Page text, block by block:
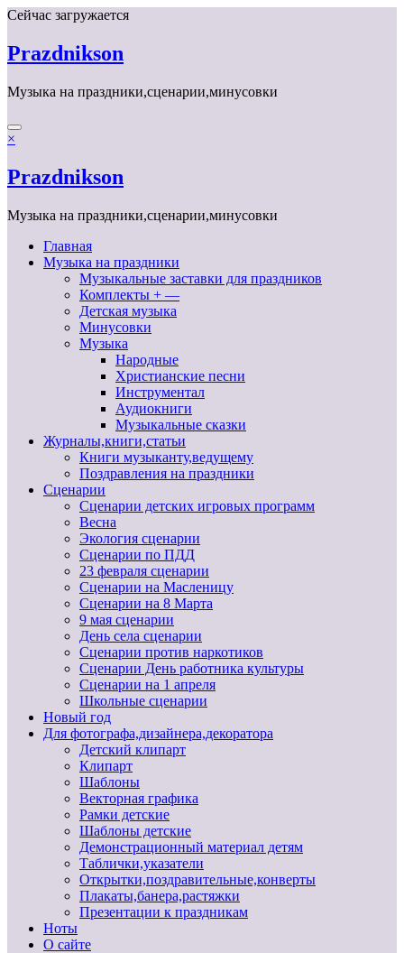
Перейти
содержимому
Сейчас загружается
Prazdnikson
Музыка на праздники,сценарии,минусовки
×
Prazdnikson
Музыка на праздники,сценарии,минусовки
Главная
Музыка на праздники
Музыкальные заставки для праздников
Комплекты + —
Детская музыка
Минусовки
Музыка
Народные
Христианские песни
Инструментал
Аудиокниги
Музыкальные сказки
Журналы,книги,статьи
Книги музыканту,ведущему
Поздравления на праздники
Сценарии
Сценарии детских игровых программ
Весна
Экология сценарии
Сценарии по ПДД
23 февраля сценарии
Сценарии на Масленицу
Сценарии на 8 Марта
9 мая сценарии
День села сценарии
Сценарии против наркотиков
Сценарии День работника культуры
Сценарии на 1 апреля
Школьные сценарии
Новый год
Для фотографа,дизайнера,декоратора
Детский клипарт
Клипарт
Шаблоны
Векторная графика
Рамки детские
Шаблоны детские
Демонстрационный материал детям
Таблички,указатели
Открытки,поздравительные,конверты
Плакаты,банера,растяжки
Презентации к праздникам
Ноты
О сайте